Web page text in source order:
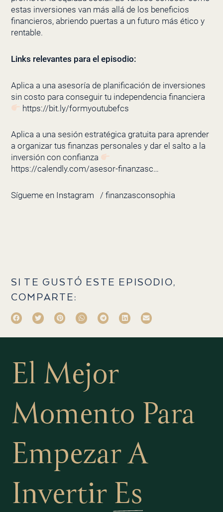
estas inversiones van más allá de los beneficios
financieros, abriendo puertas a un futuro más ético y
rentable.
Links relevantes para el episodio:
Aplica a una asesoría de planificación de inversiones
sin costo para conseguir tu independencia financiera
https://bit.ly/formyoutubefcs
Aplica a una sesión estratégica gratuita para aprender
a organizar tus finanzas personales y dar el salto a la
inversión con confianza
https://calendly.com/asesor-finanzasc…
Sígueme en Instagram / finanzasconsophia
SI TE GUSTÓ ESTE EPISODIO,
COMPARTE:
El Mejor
Momento Para
Empezar A
Invertir Es